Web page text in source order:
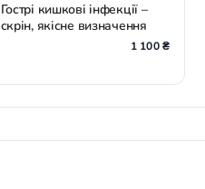
Гострі кишкові інфекції –
скрін, якісне визначення
1 100 ₴